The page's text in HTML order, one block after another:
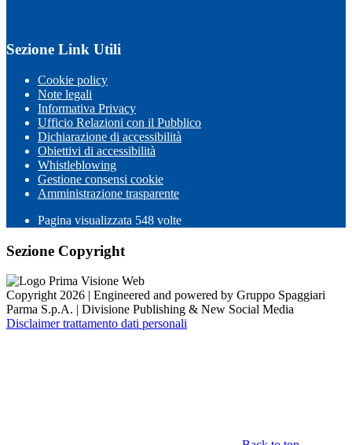
Sezione Link Utili
Cookie policy
Note legali
Informativa Privacy
Ufficio Relazioni con il Pubblico
Dichiarazione di accessibilità
Obiettivi di accessibilità
Whistleblowing
Gestione consensi cookie
Amministrazione trasparente
Pagina visualizzata 548 volte
Sezione Copyright
Copyright 2026 | Engineered and powered by Gruppo Spaggiari
Parma S.p.A. | Divisione Publishing & New Social Media
Disclaimer trattamento dati personali